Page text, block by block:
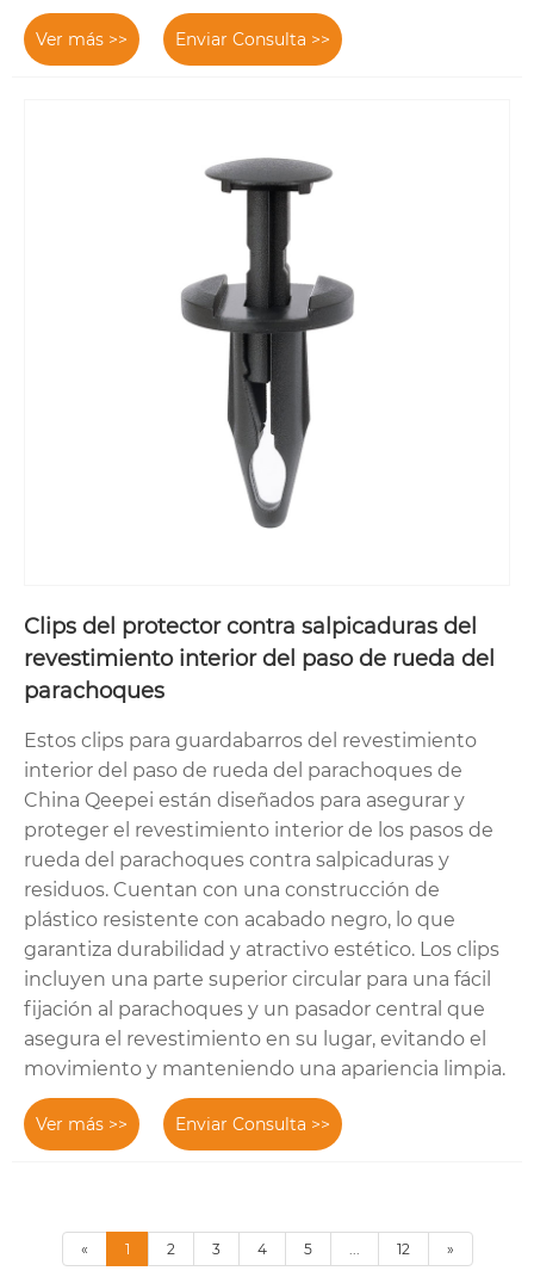
Ver más >> Enviar Consulta >>
Clips del protector contra salpicaduras del
revestimiento interior del paso de rueda del
parachoques
Estos clips para guardabarros del revestimiento
interior del paso de rueda del parachoques de
China Qeepei están diseñados para asegurar y
proteger el revestimiento interior de los pasos de
rueda del parachoques contra salpicaduras y
residuos. Cuentan con una construcción de
plástico resistente con acabado negro, lo que
garantiza durabilidad y atractivo estético. Los clips
incluyen una parte superior circular para una fácil
fijación al parachoques y un pasador central que
asegura el revestimiento en su lugar, evitando el
movimiento y manteniendo una apariencia limpia.
Ver más >> Enviar Consulta >>
« 1 2 3 4 5 ... 12 »